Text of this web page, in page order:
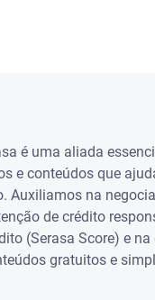
é uma aliada
e conteúdos que
Auxiliamos na
de crédito
(Serasa Score) e
gratuitos e